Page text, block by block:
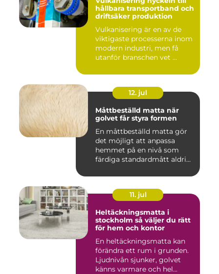
hållbara transportband och
driftsäker produktion
Vulkanisering är en av de
viktigaste processerna inom
modern industri, men få
utanför branschen vet ...
12. jul
Måttbeställd matta när
golvet får styra formen
En måttbeställd matta gör
det möjligt att anpassa
hemmet på en nivå som
färdiga standardmått aldrig
11. jul
Heltäckningsmatta i
stockholm så väljer du rätt
för hem och kontor
En heltäckningsmatta kan
förändra ett rum i grunden.
Ljudnivån sjunker, golvet
känns varmare och hel...